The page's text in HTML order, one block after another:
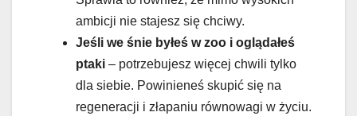
ambicji nie stajesz się chciwy.
Jeśli we śnie byłeś w zoo i oglądałeś
ptaki – potrzebujesz więcej chwili tylko
dla siebie. Powinieneś skupić się na
regeneracji i złapaniu równowagi w życiu.